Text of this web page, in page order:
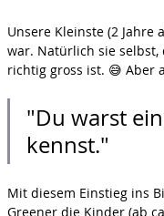
Unsere Kleinste (2
war. Natürlich sie selbst,
richtig gross ist. 😅 Aber
"Du warst
kennst."
Mit diesem Einstieg ins
Greener die Kinder (ab